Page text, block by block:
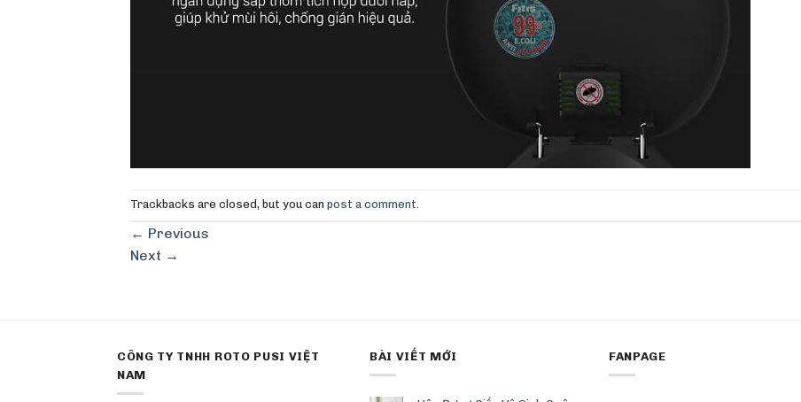
Trackbacks are closed, but you can post a comment
← Previous
Next →
CÔNG TY TNHH ROTO PUSI VIỆT
NAM
BÀI VIẾT MỚI FANPAGE